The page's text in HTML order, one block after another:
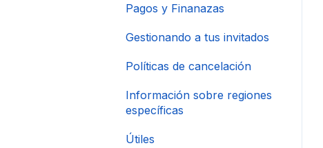
Pagos y Finanazas
Gestionando a tus invitados
Políticas de cancelación
Información sobre regiones
específicas
Útiles